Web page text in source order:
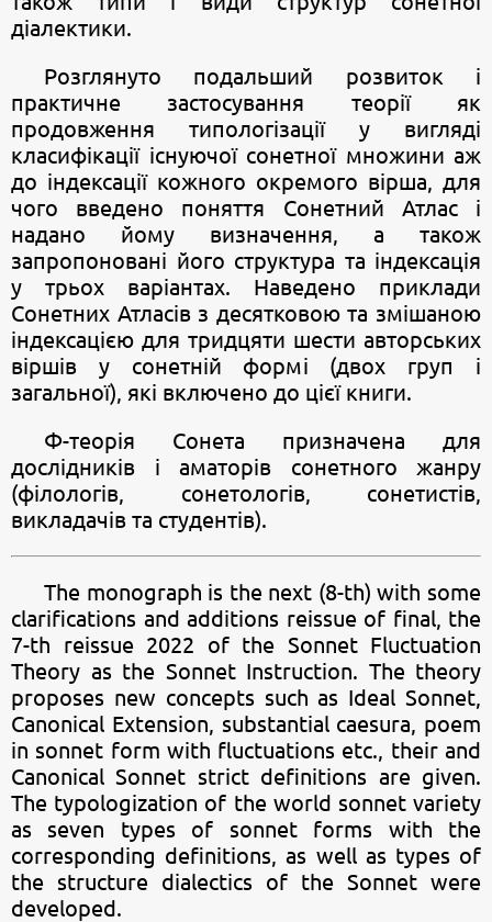
діалектики.
Розглянуто подальший розвиток і
практичне застосування теорії як
продовження типологізації у вигляді
класифікації існуючої сонетної множини аж
до індексації кожного окремого вірша, для
чого введено поняття Сонетний Атлас і
надано йому визначення, а також
запропоновані його структура та індексація
у трьох варіантах. Наведено приклади
Сонетних Атласів з десятковою та змішаною
індексацією для тридцяти шести авторських
віршів у сонетній формі (двох груп і
загальної), які включено до цієї книги.
Ф-теорія Сонета призначена для
дослідників і аматорів сонетного жанру
(філологів, сонетологів, сонетистів,
викладачів та студентів).
The monograph is the next (8-th) with some
clarifications and additions reissue of final, the
7-th reissue 2022 of the Sonnet Fluctuation
Theory as the Sonnet Instruction. The theory
proposes new concepts such as Ideal Sonnet,
Canonical Extension, substantial caesura, poem
in sonnet form with fluctuations etc., their and
Canonical Sonnet strict definitions are given.
The typologization of the world sonnet variety
as seven types of sonnet forms with the
corresponding definitions, as well as types of
the structure dialectics of the Sonnet were
developed.